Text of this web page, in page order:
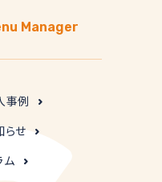
Manager
事例
らせ
ム